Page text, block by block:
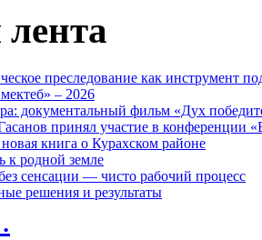
преследование как инструмент
– 2026
документальный фильм «Дух
принял участие в конференции
книга о Курахском районе
к родной земле
сенсации — чисто рабочий процесс
решения и результаты